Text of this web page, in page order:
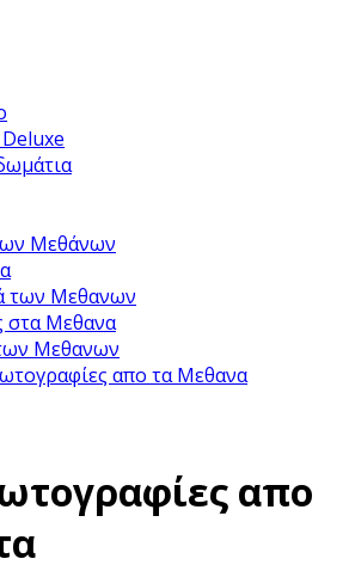
Μεθάνων
των Μεθανων
στα Μεθανα
Μεθανων
απο τα Μεθανα
απο